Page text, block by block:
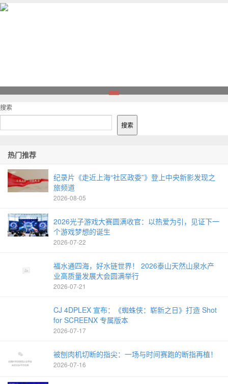
搜索
搜索
热门推荐
纪录片《走近上海“社区政委”》登上中央新影发现之
旅频道
2026-08-05
2026光子游戏大赛圆满收官：以热爱为引，见证下一
个游戏梦想的诞生
2026-07-22
福水通四海，好水链世界！ 2026泰山天然山泉水产
业高质量发展大会圆满举行
2026-07-21
CJ 4DPLEX 宣布：《蜘蛛侠：崭新之日》打造 Shot
for SCREENX 专属版本
2026-07-17
被刨肉机切断的指尖：一场与时间赛跑的断指再植！
2026-07-16